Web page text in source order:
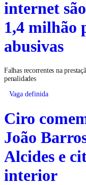
internet
1,4 milhão
abusivas
Falhas recorrentes na
penalidades
Vaga definida
Ciro
João
Alcides e
interior